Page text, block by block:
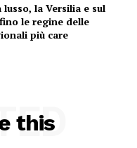
lusso, la Versilia e sul
le regine delle
più care
this